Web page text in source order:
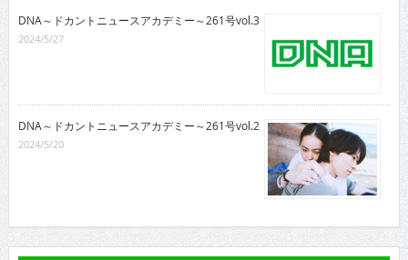
DNA～ドカントニュースアカデミー～261号vol.3
2024/5/27
DNA～ドカントニュースアカデミー～261号vol.2
2024/5/20